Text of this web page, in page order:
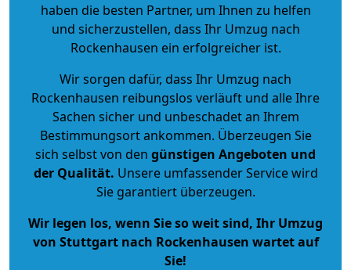
haben die besten Partner, um Ihnen zu helfen
und sicherzustellen, dass Ihr Umzug nach
Rockenhausen ein erfolgreicher ist.
Wir sorgen dafür, dass Ihr Umzug nach
Rockenhausen reibungslos verläuft und alle Ihre
Sachen sicher und unbeschadet an Ihrem
Bestimmungsort ankommen. Überzeugen Sie
sich selbst von den günstigen Angeboten und
der Qualität. Unsere umfassender Service wird
Sie garantiert überzeugen.
Wir legen los, wenn Sie so weit sind, Ihr Umzug
von Stuttgart nach Rockenhausen wartet auf
Sie!